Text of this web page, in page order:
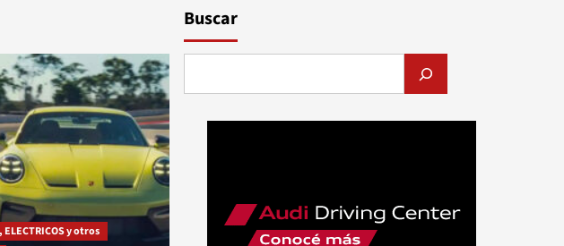
ELECTRICOS y otros
Buscar